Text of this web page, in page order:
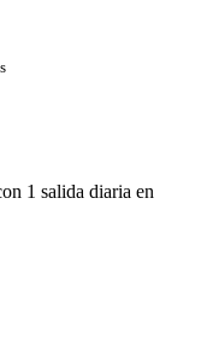
1 salida diaria en